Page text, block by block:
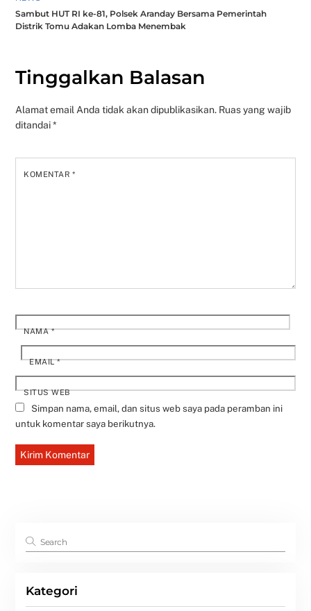
Sambut HUT RI ke-81, Polsek Aranday Bersama Pemerintah
Distrik Tomu Adakan Lomba Menembak
Tinggalkan Balasan
Alamat email Anda tidak akan dipublikasikan. Ruas yang wajib
ditandai*
KOMENTAR*
NAMA*
EMAIL*
SITUS WEB
Simpan nama, email, dan situs web saya pada peramban ini
untuk komentar saya berikutnya.
Kategori